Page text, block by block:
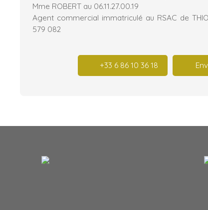
Mme ROBERT au 06.11.27.00.19
Agent commercial immatriculé au RSAC de
579 082
+33 6 86 10 36 18